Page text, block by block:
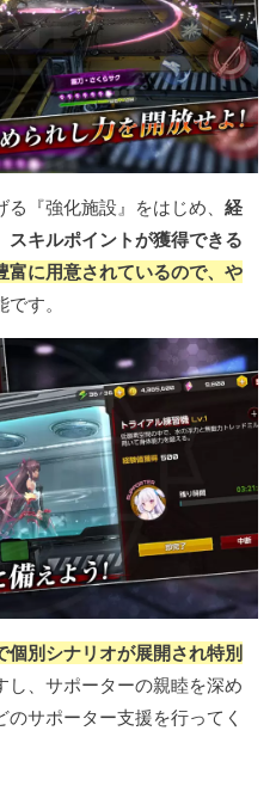
『強化施設』をはじめ、 経
キルポイントが獲得できる
富に用意されているので、や
す。
個別シナリオが展開され特別
し、サポーターの親睦を深め
サポーター支援を行ってく